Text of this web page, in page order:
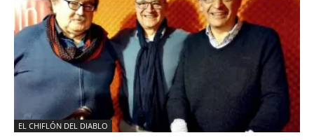
EL CHIFLÓN DEL DIABLO